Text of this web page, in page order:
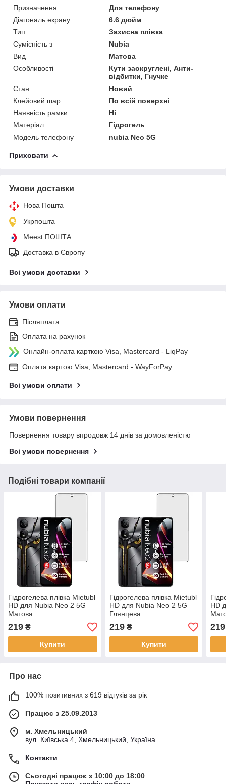
Призначення
Для телефону
Діагональ екрану
6.6 дюйм
Тип
Захисна плівка
Сумісність з
Nubia
Вид
Матова
Особливості
Кути заокруглені, Анти-
відбитки, Гнучке
Стан
Новий
Клейовий шар
По всій поверхні
Наявність рамки
Ні
Матеріал
Гідрогель
Модель телефону
nubia Neo 5G
Приховати
Умови доставки
Нова Пошта
Укрпошта
Meest ПОШТА
Доставка в Європу
Всі умови доставки
Умови оплати
Післяплата
Оплата на рахунок
Онлайн-оплата карткою Visa, Mastercard - LiqPay
Оплата картою Visa, Mastercard - WayForPay
Всі умови оплати
Умови повернення
Повернення товару впродовж 14 днів за домовленістю
Всі умови повернення
Подібні товари компанії
Гідрогелева плівка Mietubl
HD для Nubia Neo 2 5G
Матова
219 ₴
Купити
Гідрогелева плівка Mietubl
HD для Nubia Neo 2 5G
Глянцева
219₴
Купити
HD
219
Про нас
100% позитивних з 619 відгуків за рік
Працює з 25.09.2013
м. Хмельницький
вул. Київська 4, Хмельницький, Україна
Контакти
Сьогодні працює з 10:00 до 18:00